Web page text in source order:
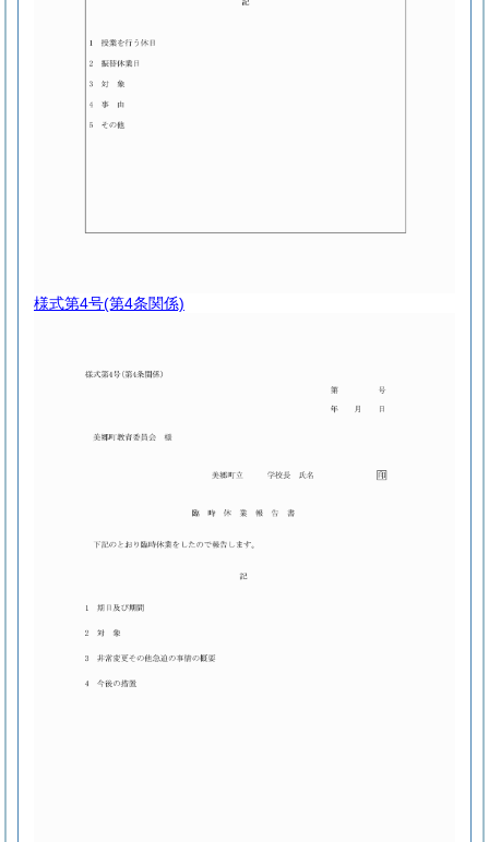
様式第4号(第4条関係)